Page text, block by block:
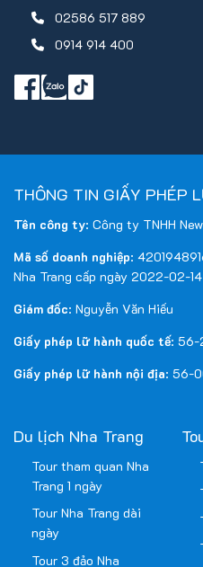
02586 517 889
0914 914 400
THÔNG TIN GIẤY PHÉP
Tên công ty: Công ty TNHH
Mã số doanh nghiệp:
Nha Trang cấp ngày 2022-02-14
Giám đốc: Nguyễn Văn Hiếu
Giấy phép lữ hành quốc tế: 56-
Giấy phép lữ hành nội địa: 56-
Du lịch Nha Trang
Tour tham quan Nha
Trang 1 ngày
Tour Nha Trang dài
ngày
Tour 3 đảo Nha